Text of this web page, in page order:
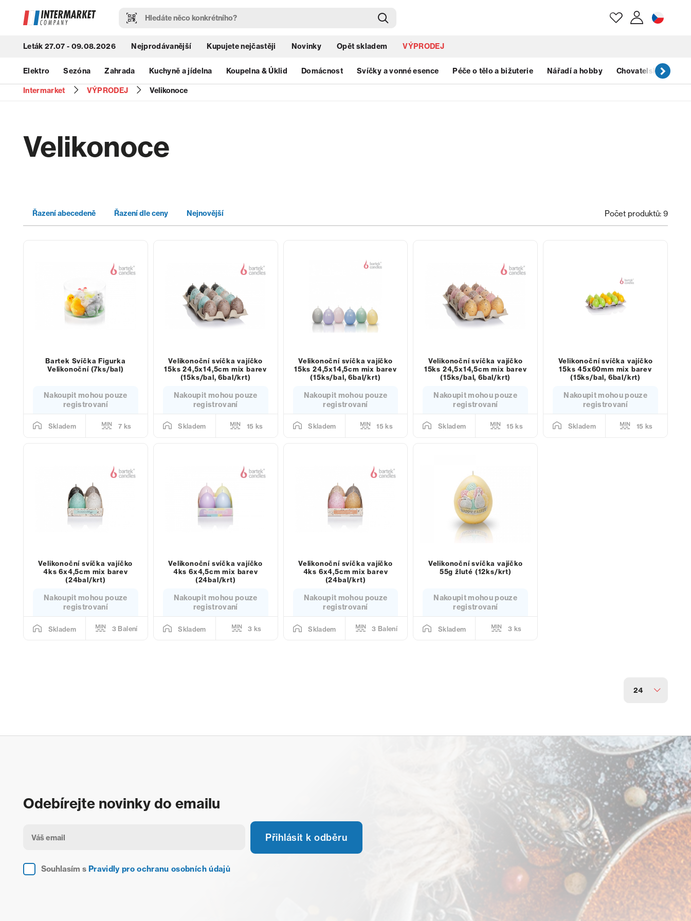
Leták 27.07 - 09.08.2026 Nejprodávanější Kupujete nejčastěji Novinky Opět skladem VÝPRODEJ
Elektro Sezóna Zahrada Kuchyně a jídelna Koupelna & Úklid Domácnost Svíčky a vonné esence Péče o tělo a bižuterie Nářadí a hobby Chovatelské
Intermarket VÝPRODEJ Velikonoce
Velikonoce
Řazení abecedeně Řazení dle ceny Nejnovější Počet produktů: 9
Bartek Svíčka Figurka
Velikonoční (7ks/bal)
Nakoupit mohou pouze
registrovaní
Skladem 7 ks
Velikonoční svíčka vajíčko
15ks 24,5x14,5cm mix barev
(15ks/bal, 6bal/krt)
Nakoupit mohou pouze
registrovaní
Skladem 15 ks
Velikonoční svíčka vajíčko
15ks 24,5x14,5cm mix barev
(15ks/bal, 6bal/krt)
Nakoupit mohou pouze
registrovaní
Skladem 15 ks
Velikonoční svíčka vajíčko
15ks 24,5x14,5cm mix barev
(15ks/bal, 6bal/krt)
Nakoupit mohou pouze
registrovaní
Skladem 15 ks
Velikonoční svíčka vajíčko
15ks 45x60mm mix barev
(15ks/bal, 6bal/krt)
Nakoupit mohou pouze
registrovaní
Skladem 15 ks
Velikonoční svíčka vajíčko
4ks 6x4,5cm mix barev
(24bal/krt)
Nakoupit mohou pouze
registrovaní
Skladem 3 Balení
Velikonoční svíčka vajíčko
4ks 6x4,5cm mix barev
(24bal/krt)
Nakoupit mohou pouze
registrovaní
Skladem 3 ks
Velikonoční svíčka vajíčko
4ks 6x4,5cm mix barev
(24bal/krt)
Nakoupit mohou pouze
registrovaní
Skladem 3 Balení
Velikonoční svíčka vajíčko
55g žluté (12ks/krt)
Nakoupit mohou pouze
registrovaní
Skladem 3 ks
24
Odebírejte novinky do emailu
Souhlasím s Pravidly pro ochranu osobních údajů
Přihlásit k odběru